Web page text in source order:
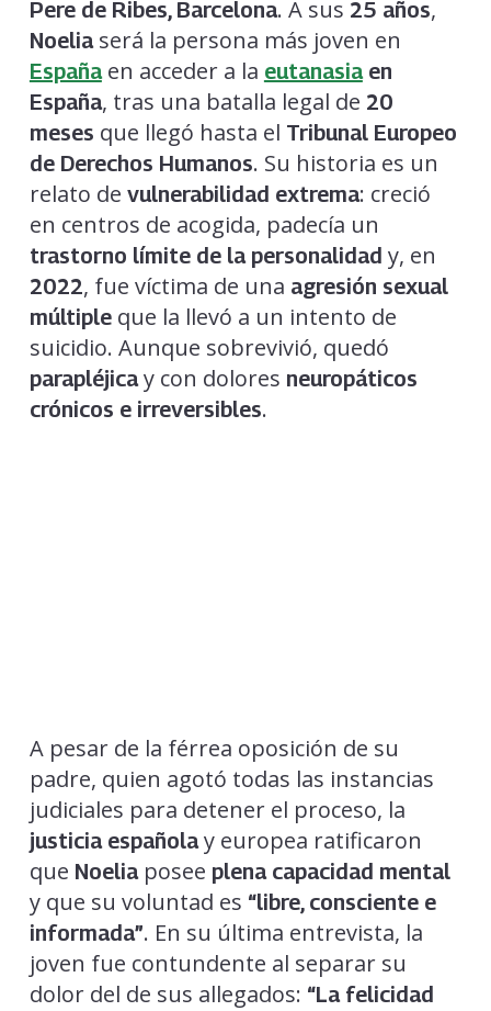
Pere de Ribes, Barcelona. A sus 25 años,
Noeliaserá la persona más joven en
Españaen acceder a la eutanasiaen
España, tras una batalla legal de 20
meses que llegó hasta el Tribunal Europeo
de Derechos Humanos. Su historia es un
relato de vulnerabilidad extrema: creció
en centros de acogida, padecía un
trastorno límite de la personalidad y, en
2022, fue víctima de una agresión sexual
múltipleque la llevó a un intento de
suicidio. Aunque sobrevivió, quedó
parapléjicay con dolores neuropáticos
crónicos e irreversibles.
A pesar de la férrea oposición de su
padre, quien agotó todas las instancias
judiciales para detener el proceso, la
justicia españolay europea ratificaron
que Noeliaposee plena capacidad mental
y que su voluntad es “libre, consciente e
informada”. En su última entrevista, la
joven fue contundente al separar su
dolor del de sus allegados: “La felicidad